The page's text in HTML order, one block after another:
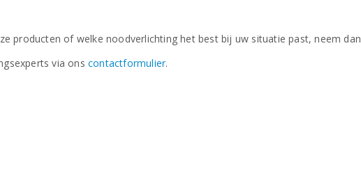
producten of welke noodverlichting het best bij uw situatie past, neem dan
via onscontactformulier.